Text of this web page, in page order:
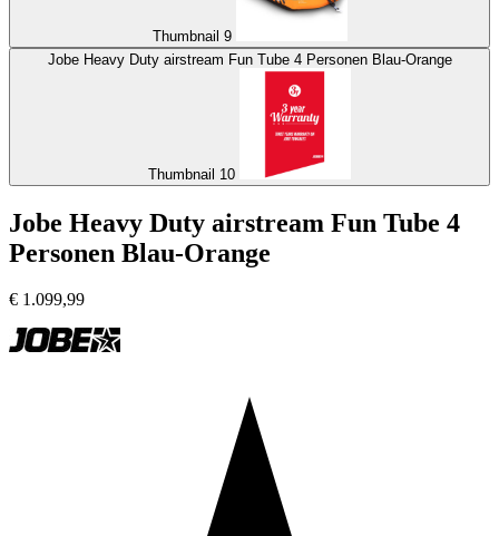
Thumbnail 9
Jobe Heavy Duty airstream Fun Tube 4 Personen Blau-Orange
Thumbnail 10
Jobe Heavy Duty airstream Fun Tube 4
Personen Blau-Orange
€ 1.099,99